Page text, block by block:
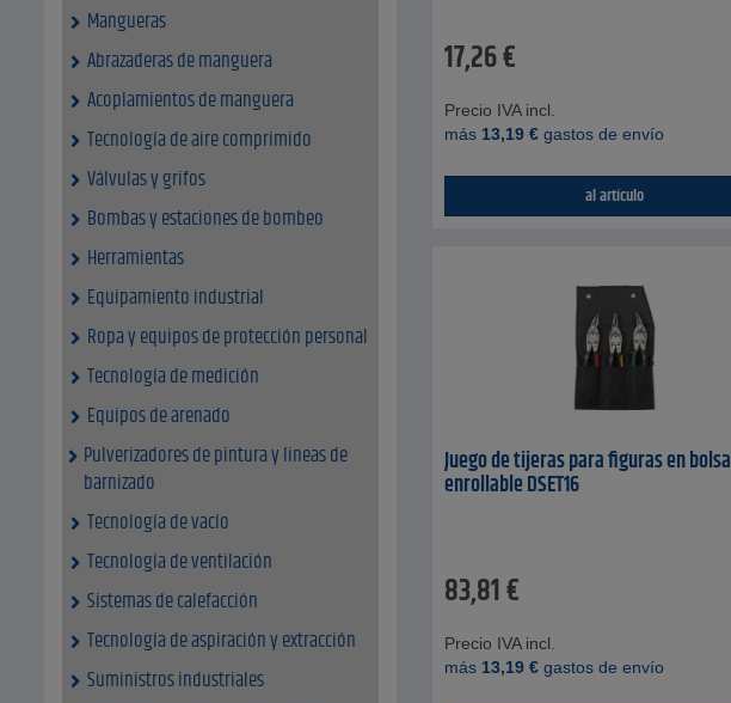
Mangueras
Abrazaderas de manguera
Acoplamientos de manguera
Tecnología de aire comprimido
Válvulas y grifos
Bombas y estaciones de bombeo
Herramientas
Equipamiento industrial
Ropa y equipos de protección personal
Tecnología de medición
Equipos de arenado
Pulverizadores de pintura y lineas de
barnizado
Tecnología de vacío
Tecnología de ventilación
Sistemas de calefacción
Tecnología de aspiración y extracción
Suministros industriales
17,26€
Precio IVA incl.
más 13,19 € gastos de envío
al artículo
Juego de tijeras para figuras en bolsa
enrollable DSET16
83,81€
Precio IVA incl.
más 13,19 € gastos de envío